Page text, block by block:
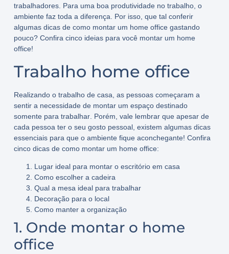
trabalhadores. Para uma boa produtividade no trabalho, o
ambiente faz toda a diferença. Por isso, que tal conferir
algumas dicas decomo montar um home office gastando
pouco? Confira cinco ideias para você montar um home
office!
Trabalho home office
Realizando o trabalho de casa , as pessoas começaram a
sentir a necessidade de montar um espaço destinado
somente para trabalhar. Porém, vale lembrar que apesar de
cada pessoa ter o seu gosto pessoal, existem algumas dicas
essenciais para que o ambiente fique aconchegante! Confira
cinco dicas de como montar um home office:
Lugar ideal para montar o escritório em casa
Como escolher a cadeira
Qual a mesa ideal para trabalhar
Decoração para o local
Como manter a organização
1. Onde montar o home
office